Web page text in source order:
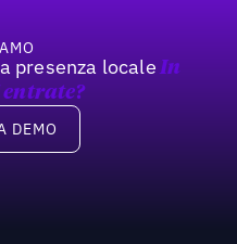
presenza locale In
DEMO